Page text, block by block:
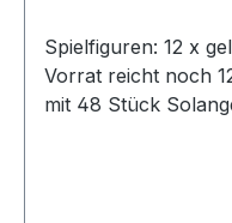
Spielfiguren: 12 x gelb,
Vorrat reicht noch
mit 48 Stück